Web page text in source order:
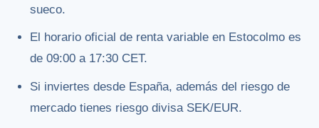
sueco.
El horario oficial de renta variable en Estocolmo es
de 09:00 a 17:30 CET.
Si inviertes desde España, además del riesgo de
mercado tienes riesgo divisa SEK/EUR.